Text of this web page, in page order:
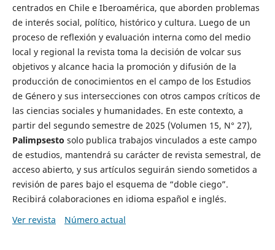
centrados en Chile e Iberoamérica, que aborden problemas
de interés social, político, histórico y cultura. Luego de un
proceso de reflexión y evaluación interna como del medio
local y regional la revista toma la decisión de volcar sus
objetivos y alcance hacia la promoción y difusión de la
producción de conocimientos en el campo de los Estudios
de Género y sus intersecciones con otros campos críticos de
las ciencias sociales y humanidades. En este contexto, a
partir del segundo semestre de 2025 (Volumen 15, N° 27),
Palimpsesto solo publica trabajos vinculados a este campo
de estudios, mantendrá su carácter de revista semestral, de
acceso abierto, y sus artículos seguirán siendo sometidos a
revisión de pares bajo el esquema de “doble ciego”.
Recibirá colaboraciones en idioma español e inglés.
Ver revista
Número actual